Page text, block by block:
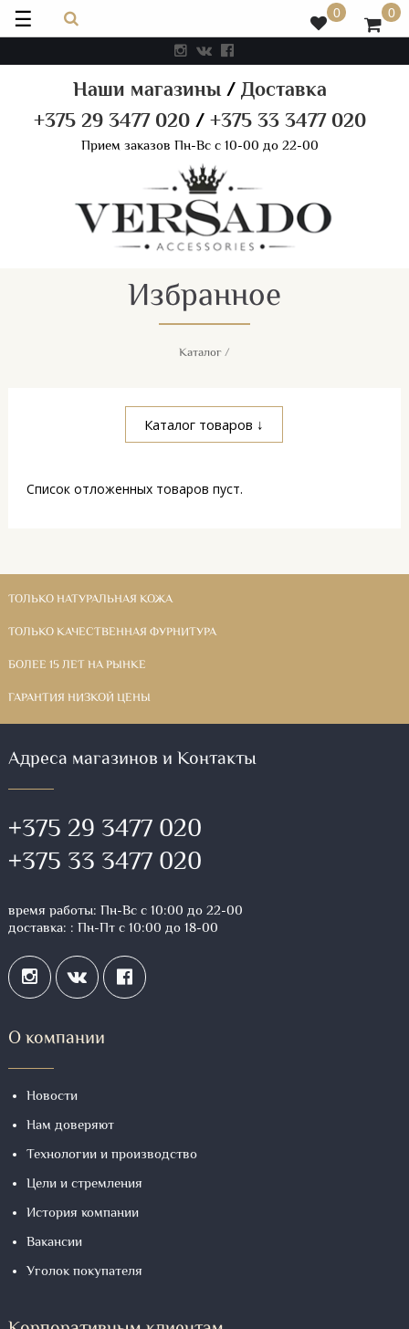
Наши магазины/Доставка
+375 29 3477 020/+375 33 3477 020
Прием заказов Пн-Вс с 10-00 до 22-00
0 0
☰
Избранное
Каталог/
Каталог товаров ↓
Список отложенных товаров пуст.
ТОЛЬКО НАТУРАЛЬНАЯ КОЖА
ТОЛЬКО КАЧЕСТВЕННАЯ ФУРНИТУРА
БОЛЕЕ 15 ЛЕТ НА РЫНКЕ
ГАРАНТИЯ НИЗКОЙ ЦЕНЫ
Адреса магазинов и Контакты
+375 29 3477 020
+375 33 3477 020
время работы: Пн-Вс с 10:00 до 22-00
доставка: : Пн-Пт с 10:00 до 18-00
О компании
Новости
Нам доверяют
Технологии и производство
Цели и стремления
История компании
Вакансии
Уголок покупателя